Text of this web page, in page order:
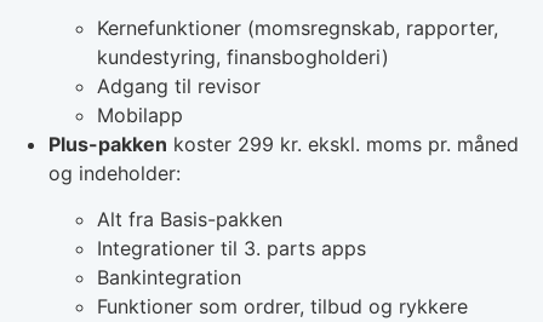
Kernefunktioner (momsregnskab, rapporter,
kundestyring, finansbogholderi)
Adgang til revisor
Mobilapp
Plus-pakken koster 299 kr. ekskl. moms pr. måned
og indeholder:
Alt fra Basis-pakken
Integrationer til 3. parts apps
Bankintegration
Funktioner som ordrer, tilbud og rykkere